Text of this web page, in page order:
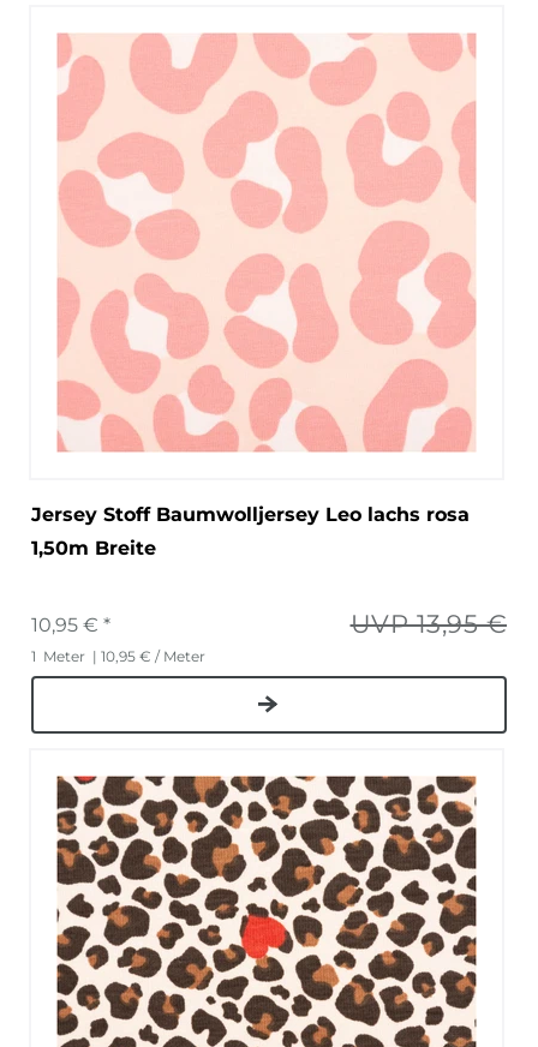
Jersey Stoff Baumwolljersey Leo lachs rosa
1,50m Breite
UVP 13,95 €
10,95 € *
1 Meter | 10,95 € / Meter